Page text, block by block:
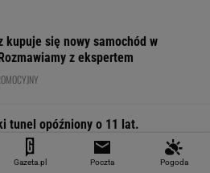
kupuje się nowy samochód w
z ekspertem
tunel opóźniony o 11 lat.
nawet polskich drogowców
Gazeta.pl Poczta Pogoda